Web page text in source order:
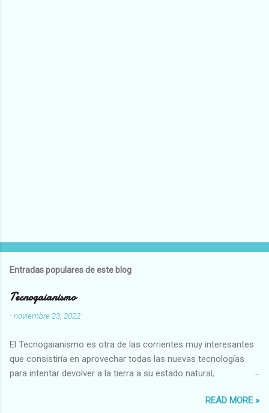
Entradas populares de este blog
Tecnogaianismo
-noviembre 23, 2022
El Tecnogaianismo es otra de las corrientes muy interesantes
que consistiría en aprovechar todas las nuevas tecnologías
para intentar devolver a la tierra a su estado natural,
READ MORE »